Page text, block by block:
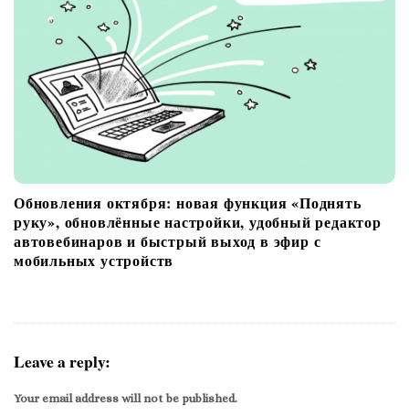
Обновления октября: новая функция «Поднять
руку», обновлённые настройки, удобный редактор
автовебинаров и быстрый выход в эфир с
мобильных устройств
Leave a reply:
Your email address will not be published.